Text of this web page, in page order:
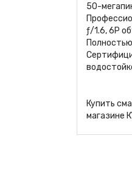
50-
ƒ/1.6, 6P
Купить
магазине